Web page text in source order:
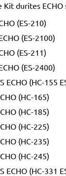
Kit durites
(ES-210)
(ES-2100)
(ES-211)
(ES-2400)
ECHO (HC-155
(HC-165)
(HC-185)
(HC-225)
(HC-235)
(HC-245)
ECHO (HC-331